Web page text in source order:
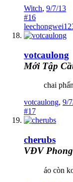
Witch, 9/7/13
#16
votcaulong
Mới Tập
chai
votcaulong, 9/
#17
cherubs
VĐV
áo còn